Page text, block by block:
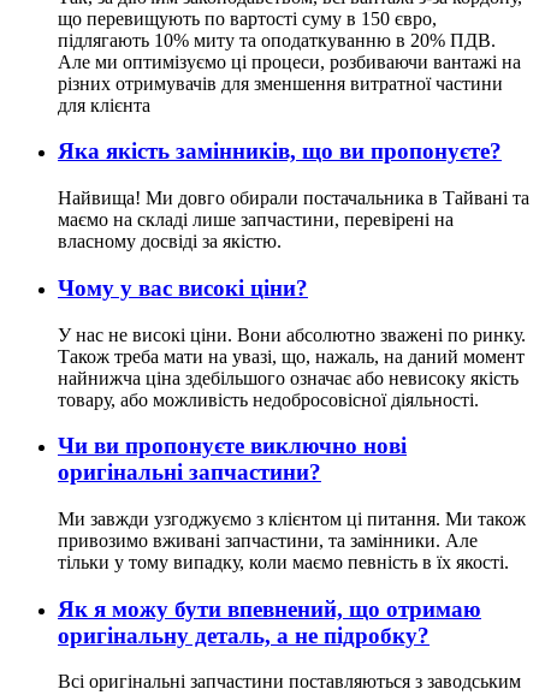
що перевищують по вартості суму в 150 євро,
підлягають 10% миту та оподаткуванню в 20% ПДВ.
Але ми оптимізуємо ці процеси, розбиваючи вантажі на
різних отримувачів для зменшення витратної частини
для клієнта
Яка якість замінників, що ви пропонуєте?
Найвища! Ми довго обирали постачальника в Тайвані та
маємо на складі лише запчастини, перевірені на
власному досвіді за якістю.
Чому у вас високі ціни?
У нас не високі ціни. Вони абсолютно зважені по ринку.
Також треба мати на увазі, що, нажаль, на даний момент
найнижча ціна здебільшого означає або невисоку якість
товару, або можливість недобросовісної діяльності.
Чи ви пропонуєте виключно нові
оригінальні запчастини?
Ми завжди узгоджуємо з клієнтом ці питання. Ми також
привозимо вживані запчастини, та замінники. Але
тільки у тому випадку, коли маємо певність в їх якості.
Як я можу бути впевнений, що отримаю
оригінальну деталь, а не підробку?
Всі оригінальні запчастини поставляються з заводським